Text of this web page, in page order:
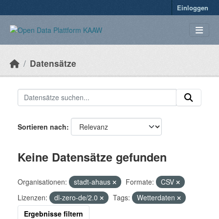
Einloggen
Datensätze
Sortieren nach
Keine Datensätze gefunden
Organisationen: stadt-ahaus Formate:
CSV
Lizenzen:
dl-zero-de/2.0 Tags:
Wetterdaten
Ergebnisse filtern